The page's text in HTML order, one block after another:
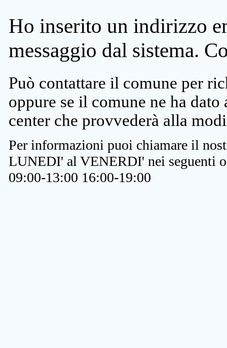
Ho inserito un indirizzo
messaggio dal sistema.
Può contattare il comune per
oppure se il comune ne ha
center che provvederà alla
Per informazioni puoi chiamare il
LUNEDI' al VENERDI' nei seguenti
09:00-13:00 16:00-19:00